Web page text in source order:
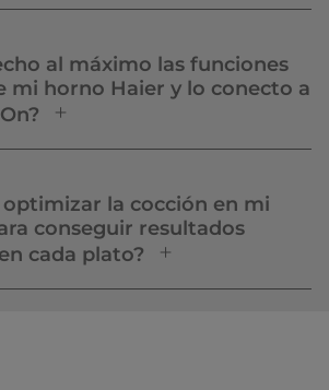
al máximo las funciones
mi horno Haier y lo conecto a
la cocción en mi
conseguir resultados
cada plato?